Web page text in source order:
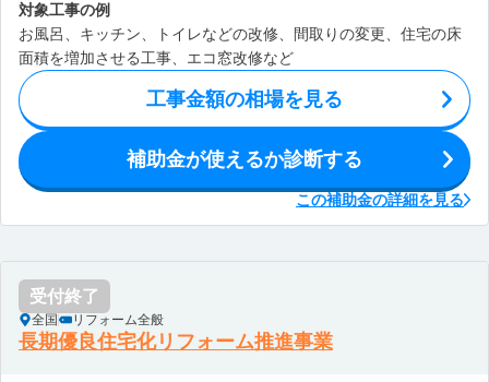
対象工事の例
お風呂、キッチン、トイレなどの改修、間取りの変更、住宅の床
面積を増加させる工事、エコ窓改修など
工事金額の相場を見る
補助金が使えるか診断する
この補助金の詳細を見る
受付終了
全国 リフォーム全般
長期優良住宅化リフォーム推進事業